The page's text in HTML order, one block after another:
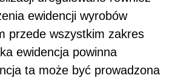
ewidencji wyrobów
przede wszystkim zakres
ewidencja powinna
ta może być prowadzona